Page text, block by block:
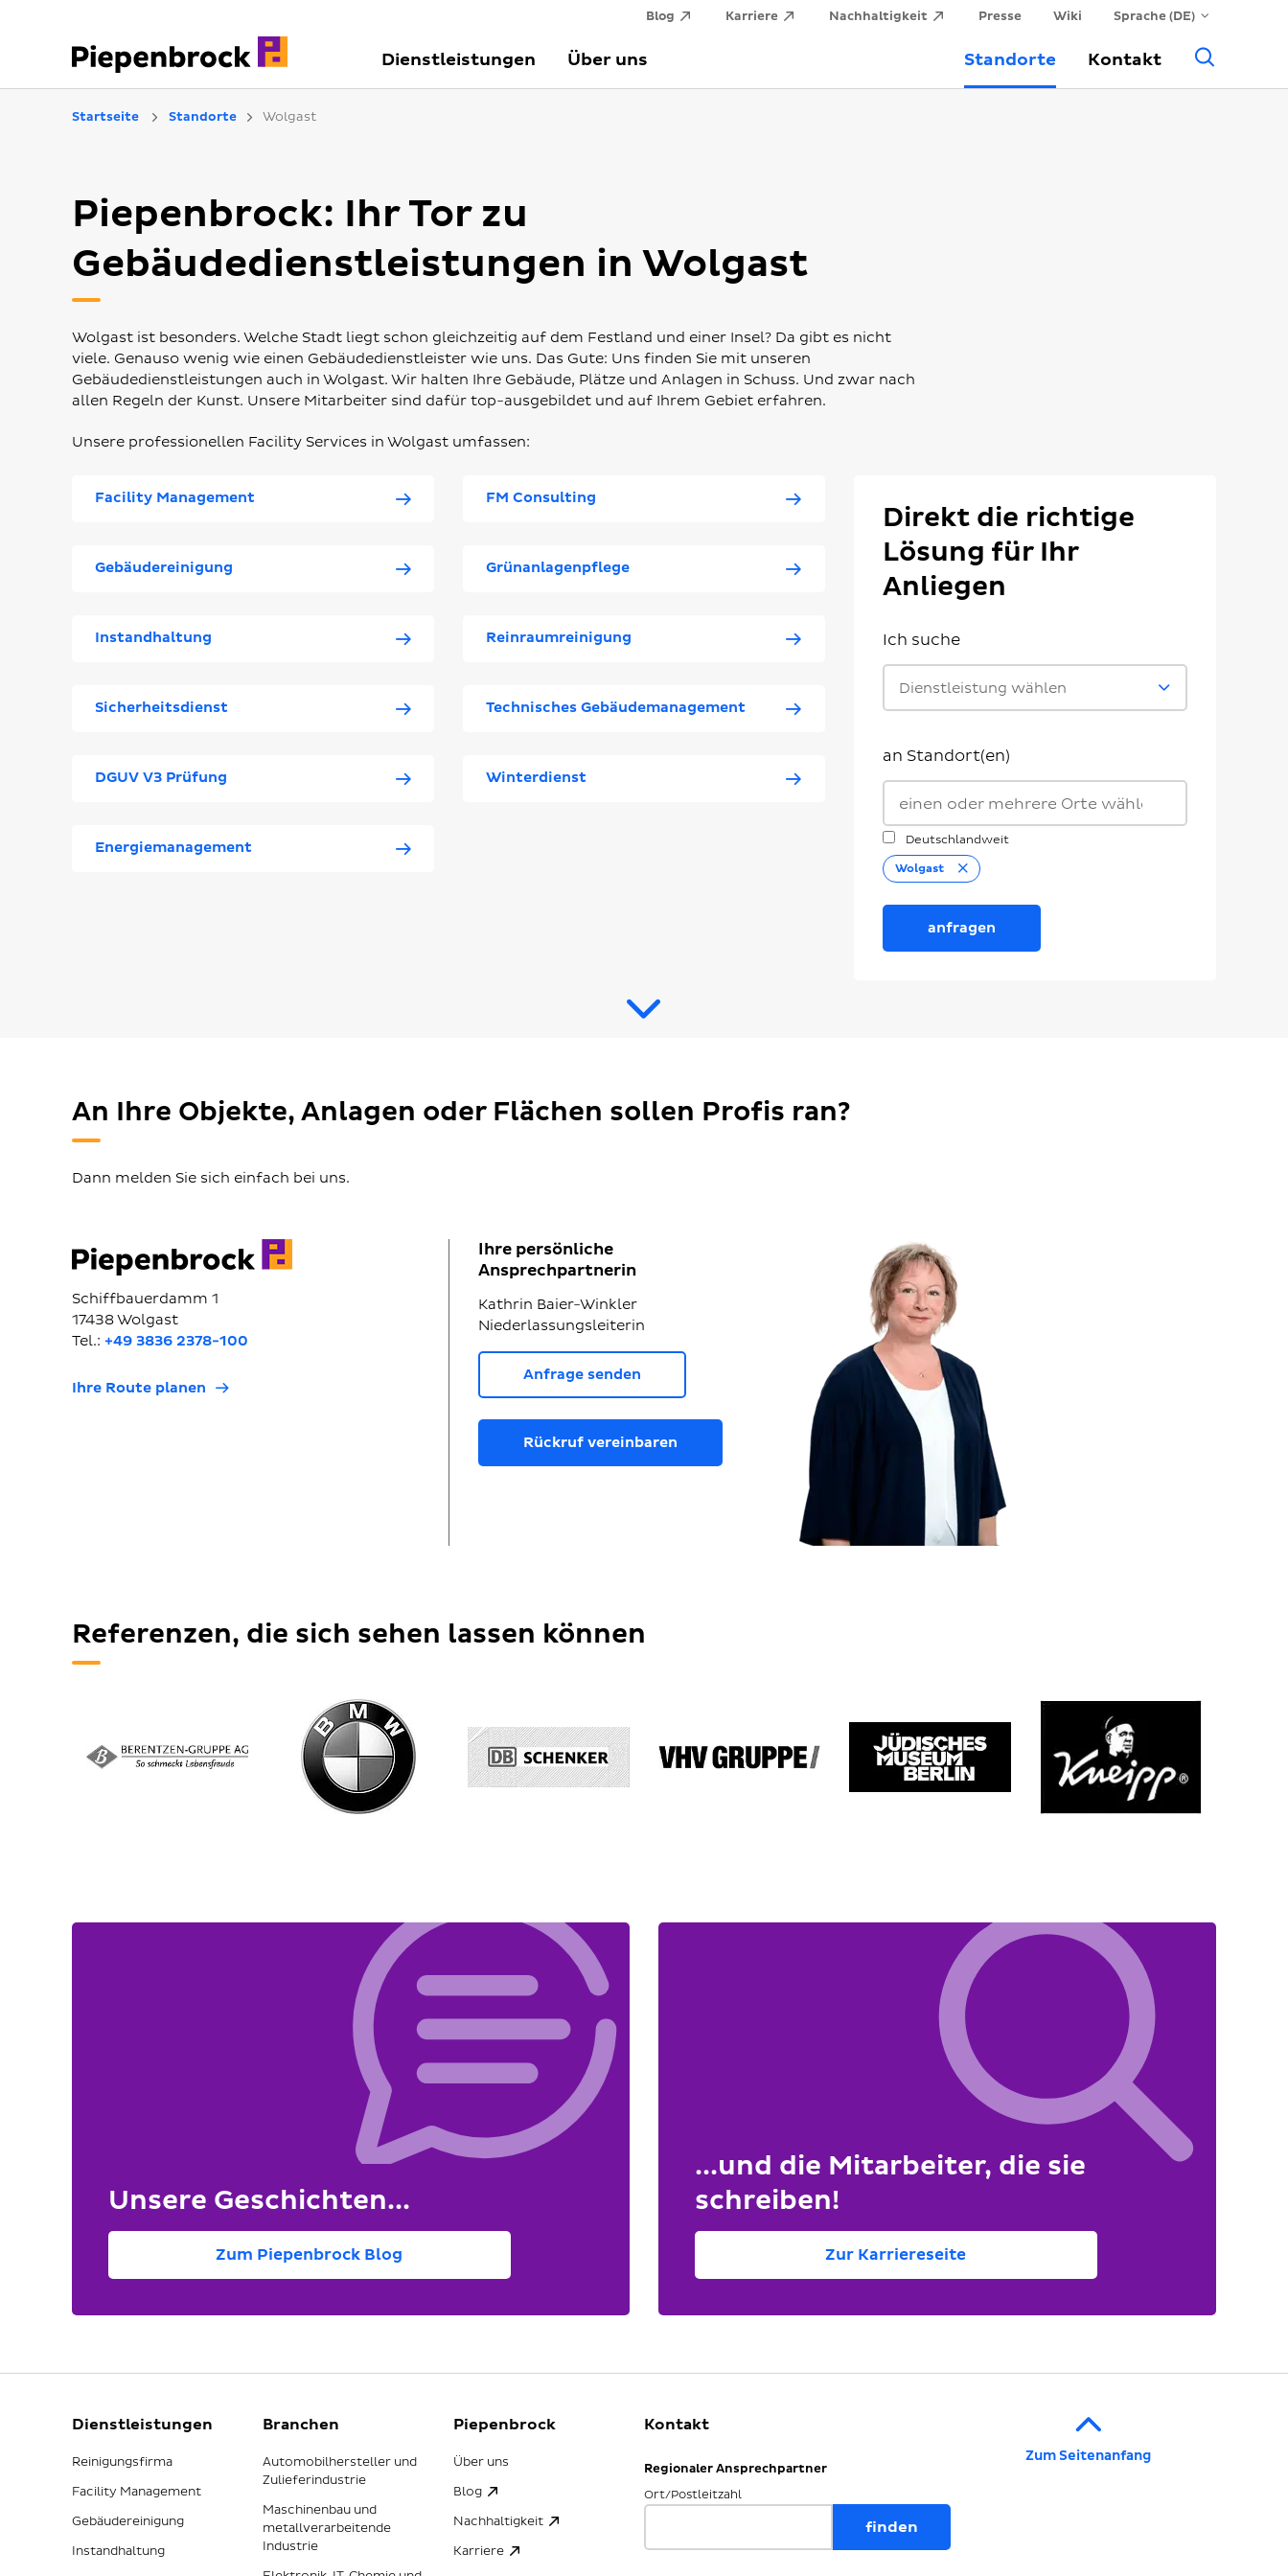
Blog Karriere Nachhaltigkeit Presse Wiki Sprache (DE)
Dienstleistungen Über uns Standorte Kontakt
Startseite Standorte Wolgast
Piepenbrock: Ihr Tor zu
Gebäudedienstleistungen in Wolgast
Wolgast ist besonders. Welche Stadt liegt schon gleichzeitig auf dem Festland und einer Insel? Da gibt es nicht
viele. Genauso wenig wie einen Gebäudedienstleister wie uns. Das Gute: Uns finden Sie mit unseren
Gebäudedienstleistungen auch in Wolgast. Wir halten Ihre Gebäude, Plätze und Anlagen in Schuss. Und zwar nach
allen Regeln der Kunst. Unsere Mitarbeiter sind dafür top-ausgebildet und auf Ihrem Gebiet erfahren.
Unsere professionellen Facility Services in Wolgast umfassen:
Facility Management
Gebäudereinigung
Instandhaltung
Sicherheitsdienst
DGUV V3 Prüfung
Energiemanagement
FM Consulting
Grünanlagenpflege
Reinraumreinigung
Technisches Gebäudemanagement
Winterdienst
Direkt die richtige
Lösung für Ihr
Anliegen
Ich suche
Dienstleistung wählen
an Standort(en)
Deutschlandweit
Wolgast
Entfernen
anfragen
An Ihre Objekte, Anlagen oder Flächen sollen Profis ran?
Dann melden Sie sich einfach bei uns.
Schiffbauerdamm 1
17438 Wolgast
Tel.: +49 3836 2378-100
Ihre Route planen
Ihre persönliche
Ansprechpartnerin
Kathrin Baier-Winkler
Niederlassungsleiterin
Anfrage senden
Rückruf vereinbaren
Referenzen, die sich sehen lassen können
Unsere Geschichten...
Zum Piepenbrock Blog
...und die Mitarbeiter, die sie
schreiben!
Zur Karriereseite
Dienstleistungen
Reinigungsfirma
Facility Management
Gebäudereinigung
Instandhaltung
Branchen
Automobilhersteller und
Zulieferindustrie
Maschinenbau und
metallverarbeitende
Industrie
Piepenbrock
Über uns
Blog
Nachhaltigkeit
Karriere
Kontakt
Regionaler Ansprechpartner
Ort/Postleitzahl
Zum Seitenanfang